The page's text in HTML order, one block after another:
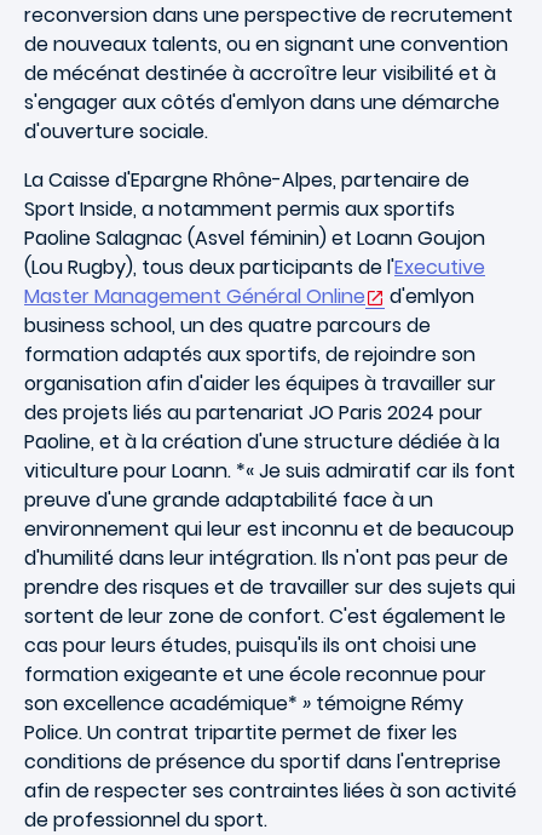
reconversion dans une perspective de recrutement
de nouveaux talents, ou en signant une convention
de mécénat destinée à accroître leur visibilité et à
s'engager aux côtés d'emlyon dans une démarche
d'ouverture sociale.
La Caisse d'Epargne Rhône-Alpes, partenaire de
Sport Inside, a notamment permis aux sportifs
Paoline Salagnac (Asvel féminin) et Loann Goujon
(Lou Rugby), tous deux participants de l'Executive
Master Management Général Online
d'emlyon
business school, un des quatre parcours de
formation adaptés aux sportifs, de rejoindre son
organisation afin d'aider les équipes à travailler sur
des projets liés au partenariat JO Paris 2024 pour
Paoline, et à la création d'une structure dédiée à la
viticulture pour Loann. *« Je suis admiratif car ils font
preuve d'une grande adaptabilité face à un
environnement qui leur est inconnu et de beaucoup
d'humilité dans leur intégration. Ils n'ont pas peur de
prendre des risques et de travailler sur des sujets qui
sortent de leur zone de confort. C'est également le
cas pour leurs études, puisqu'ils ils ont choisi une
formation exigeante et une école reconnue pour
son excellence académique* » témoigne Rémy
Police. Un contrat tripartite permet de fixer les
conditions de présence du sportif dans l'entreprise
afin de respecter ses contraintes liées à son activité
de professionnel du sport.